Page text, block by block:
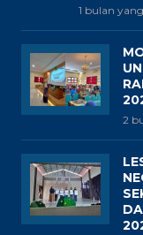
1 bulan
2